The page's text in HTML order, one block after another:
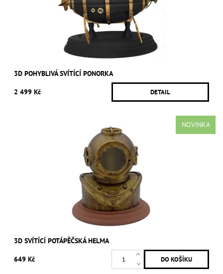
3D POHYBLIVÁ SVÍTÍCÍ PONORKA
2 499 Kč DETAIL
NOVINKA
3D SVÍTÍCÍ POTÁPĚČSKÁ HELMA
649 Kč